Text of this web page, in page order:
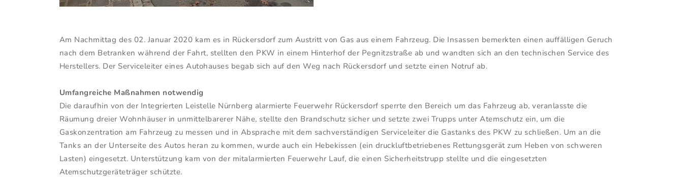
Am Nachmittag des 02. Januar 2020 kam es in Rückersdorf zum Austritt von Gas aus einem Fahrzeug. Die Insassen bemerkten einen auffälligen Geruch
nach dem Betranken während der Fahrt, stellten den PKW in einem Hinterhof der Pegnitzstraße ab und wandten sich an den technischen Service des
Herstellers. Der Serviceleiter eines Autohauses begab sich auf den Weg nach Rückersdorf und setzte einen Notruf ab.
Umfangreiche Maßnahmen notwendig
Die daraufhin von der Integrierten Leistelle Nürnberg alarmierte Feuerwehr Rückersdorf sperrte den Bereich um das Fahrzeug ab, veranlasste die
Räumung dreier Wohnhäuser in unmittelbarerer Nähe, stellte den Brandschutz sicher und setzte zwei Trupps unter Atemschutz ein, um die
Gaskonzentration am Fahrzeug zu messen und in Absprache mit dem sachverständigen Serviceleiter die Gastanks des PKW zu schließen. Um an die
Tanks an der Unterseite des Autos heran zu kommen, wurde auch ein Hebekissen (ein druckluftbetriebenes Rettungsgerät zum Heben von schweren
Lasten) eingesetzt. Unterstützung kam von der mitalarmierten Feuerwehr Lauf, die einen Sicherheitstrupp stellte und die eingesetzten
Atemschutzgeräteträger schützte.